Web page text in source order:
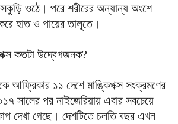
ওঠে। পরে শরীরের অন্যান্য অংশে
হাত ও পায়ের তালুতে।
কতটা উদ্বেগজনক?
আফ্রিকার ১১ দেশে মাঙ্কিপক্স সংক্রমণের
সালের পর নাইজেরিয়ায় এবার সবচেয়ে
দেখা গেছে। দেশটিতে চলতি বছর এখন